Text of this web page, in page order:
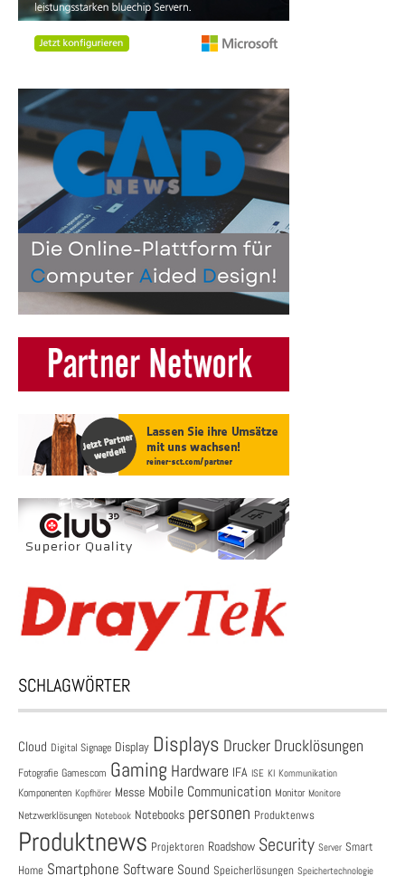
SCHLAGWÖRTER
Cloud Digital Signage Display Displays Drucker Drucklösungen
Fotografie Gamescom Gaming Hardware IFA ISE KI Kommunikation
Komponenten Kopfhörer Messe Mobile Communication Monitor Monitore
Netzwerklösungen Notebook Notebooks personen Produktenws
Produktnews Projektoren Roadshow Security Server Smart
Home Smartphone Software Sound Speicherlösungen Speichertechnologie